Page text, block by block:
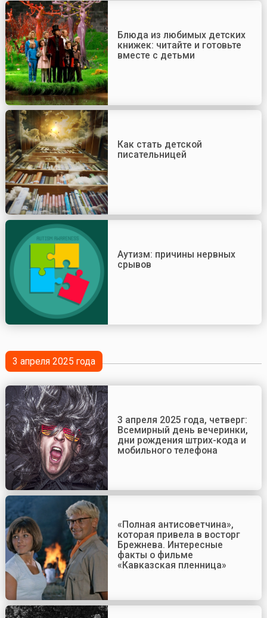
Блюда из любимых детских
книжек: читайте и готовьте
вместе с детьми
Как стать детской
писательницей
Аутизм: причины нервных
срывов
3 апреля 2025 года
3 апреля 2025 года, четверг:
Всемирный день вечеринки,
дни рождения штрих-кода и
мобильного телефона
«Полная антисоветчина»,
которая привела в восторг
Брежнева. Интересные
факты о фильме
«Кавказская пленница»